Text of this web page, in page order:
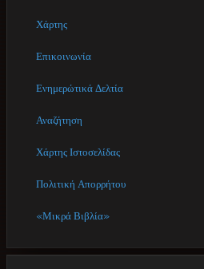
Χάρτης
Επικοινωνία
Ενημερώτικά Δελτία
Αναζήτηση
Χάρτης Ιστοσελίδας
Πολιτική Απορρήτου
«Μικρά Βιβλία»